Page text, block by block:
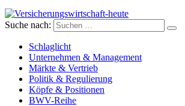
Versicherungswirtschaft-heute
Suche nach:
Schlaglicht
Unternehmen & Management
Märkte & Vertrieb
Politik & Regulierung
Köpfe & Positionen
BWV-Reihe